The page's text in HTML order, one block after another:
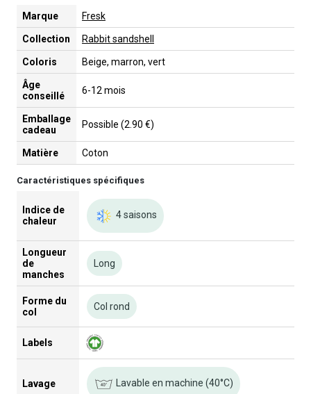
Marque Fresk
Collection Rabbit sandshell
Coloris Beige, marron, vert
Âge
conseillé
6-12 mois
Emballage
cadeau
Possible (2.90 €)
Matière Coton
Caractéristiques spécifiques
Indice de
chaleur
4 saisons
Longueur
de
manches
Long
Forme du
col
Col rond
Labels
Lavage Lavable en machine (40°C)